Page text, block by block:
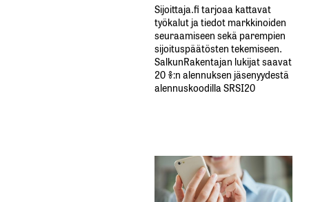
Sijoittaja.fi tarjoaa kattavat
työkalut ja tiedot markkinoiden
seuraamiseen sekä parempien
sijoituspäätösten tekemiseen.
SalkunRakentajan lukijat saavat
20 %:n alennuksen jäsenyydestä
alennuskoodilla SRSI20